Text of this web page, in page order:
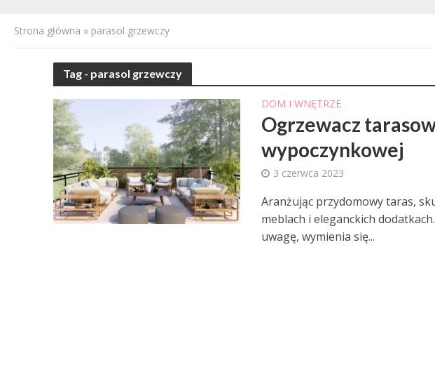
Strona główna » parasol grzewczy
Tag - parasol grzewczy
DOM I WNĘTRZE
Ogrzewacz
wypoczynkowej
3 czerwca 2023
Aranżując przydomowy taras,
meblach i eleganckich
uwagę, wymienia się...